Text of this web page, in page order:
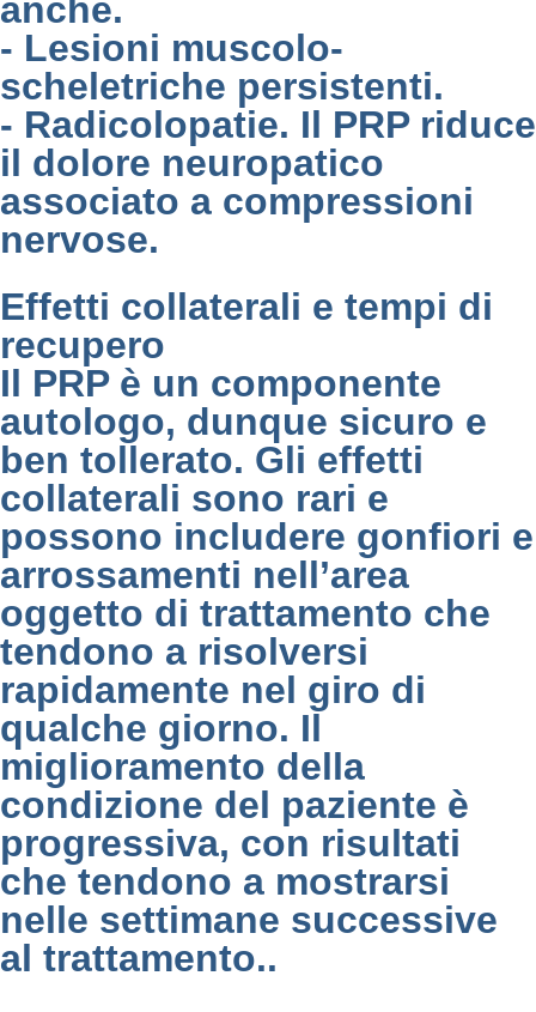
anche.
- Lesioni muscolo-
scheletriche persistenti.
- Radicolopatie. Il PRP riduce
il dolore neuropatico
associato a compressioni
nervose.
Effetti collaterali e tempi di
recupero
Il PRP è un componente
autologo, dunque sicuro e
ben tollerato. Gli effetti
collaterali sono rari e
possono includere gonfiori e
arrossamenti nell’area
oggetto di trattamento che
tendono a risolversi
rapidamente nel giro di
qualche giorno. Il
miglioramento della
condizione del paziente è
progressiva, con risultati
che tendono a mostrarsi
nelle settimane successive
al trattamento..